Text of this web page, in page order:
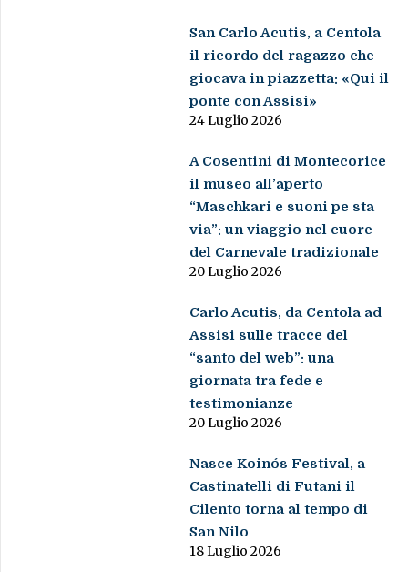
San Carlo Acutis, a Centola
il ricordo del ragazzo che
giocava in piazzetta: «Qui il
ponte con Assisi»
24 Luglio 2026
A Cosentini di Montecorice
il museo all’aperto
“Maschkari e suoni pe sta
via”: un viaggio nel cuore
del Carnevale tradizionale
20 Luglio 2026
Carlo Acutis, da Centola ad
Assisi sulle tracce del
“santo del web”: una
giornata tra fede e
testimonianze
20 Luglio 2026
Nasce Koinós Festival, a
Castinatelli di Futani il
Cilento torna al tempo di
San Nilo
18 Luglio 2026